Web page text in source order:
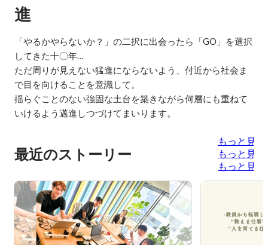
進
「やるかやらないか？」の二択に出会ったら「GO」を選択
してきた十〇年…
ただ周りが見えない猛進にならないよう、付近から社会ま
で目を向けることを意識して。
揺らぐことのない強固な土台を築きながら何層にも重ねて
いけるよう邁進しつづけてまいります。
最近のストーリー
もっと見る
もっと見る
もっと見る